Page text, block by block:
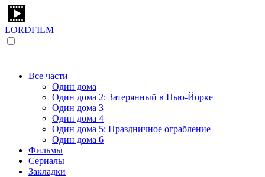
LORDFILM
Все части
Один дома
Один дома 2: Затерянный в Нью-Йорке
Один дома 3
Один дома 4
Один дома 5: Праздничное ограбление
Один дома 6
Фильмы
Сериалы
Закладки